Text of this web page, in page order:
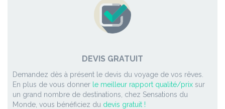
DEVIS GRATUIT
Demandez dès à présent le devis du voyage de vos rêves.
En plus de vous donner le meilleur rapport qualité/prix sur
un grand nombre de destinations, chez Sensations du
Monde, vous bénéficiez du devis gratuit !